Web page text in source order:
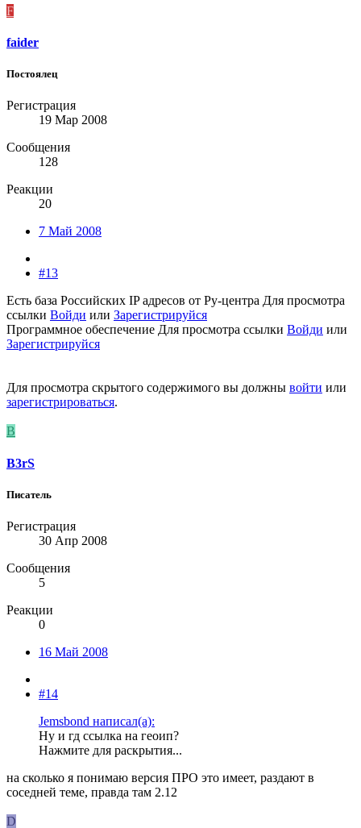
F
faider
Постоялец
Регистрация
19 Мар 2008
Сообщения
128
Реакции
20
7 Май 2008
#13
Есть база Российских IP адресов от Ру-центра Для просмотра
ссылки Войди или Зарегистрируйся
Программное обеспечение Для просмотра ссылки Войди или
Зарегистрируйся
Для просмотра скрытого содержимого вы должны войти или
зарегистрироваться.
B
B3rS
Писатель
Регистрация
30 Апр 2008
Сообщения
5
Реакции
0
16 Май 2008
#14
Jemsbond написал(а):
Ну и гд ссылка на геоип?
Нажмите для раскрытия...
на сколько я понимаю версия ПРО это имеет, раздают в
соседней теме, правда там 2.12
D